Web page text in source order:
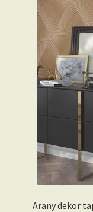
Arany dekor